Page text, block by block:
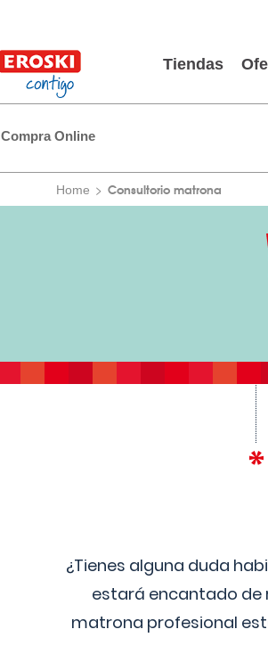
Tiendas
Compra Online
Home Consultorio matrona
¿Tienes alguna duda
estará encantado de
matrona profesional